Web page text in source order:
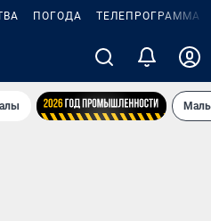
ПОГОДА ТЕЛЕПРОГРАММА